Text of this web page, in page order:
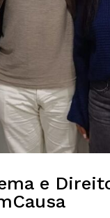
e